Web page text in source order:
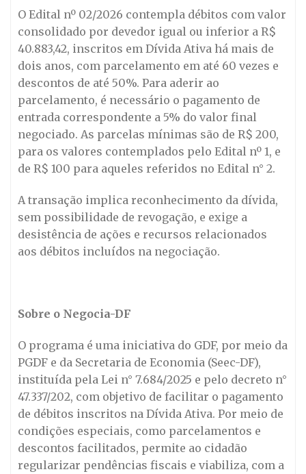
O Edital nº 02/2026 contempla débitos com valor
consolidado por devedor igual ou inferior a R$
40.883,42, inscritos em Dívida Ativa há mais de
dois anos, com parcelamento em até 60 vezes e
descontos de até 50%. Para aderir ao
parcelamento, é necessário o pagamento de
entrada correspondente a 5% do valor final
negociado. As parcelas mínimas são de R$ 200,
para os valores contemplados pelo Edital nº 1, e
de R$ 100 para aqueles referidos no Edital n° 2.
A transação implica reconhecimento da dívida,
sem possibilidade de revogação, e exige a
desistência de ações e recursos relacionados
aos débitos incluídos na negociação.
Sobre o Negocia-DF
O programa é uma iniciativa do GDF, por meio da
PGDF e da Secretaria de Economia (Seec-DF),
instituída pela Lei n° 7.684/2025 e pelo decreto n°
47.337/202, com objetivo de facilitar o pagamento
de débitos inscritos na Dívida Ativa. Por meio de
condições especiais, como parcelamentos e
descontos facilitados, permite ao cidadão
regularizar pendências fiscais e viabiliza, com a